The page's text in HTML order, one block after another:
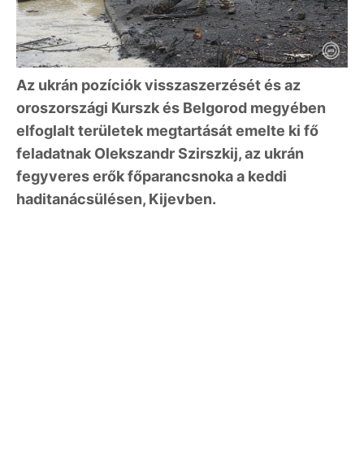
Az ukrán pozíciók visszaszerzését és az
oroszországi Kurszk és Belgorod megyében
elfoglalt területek megtartását emelte ki fő
feladatnak Olekszandr Szirszkij, az ukrán
fegyveres erők főparancsnoka a keddi
haditanácsülésen, Kijevben.